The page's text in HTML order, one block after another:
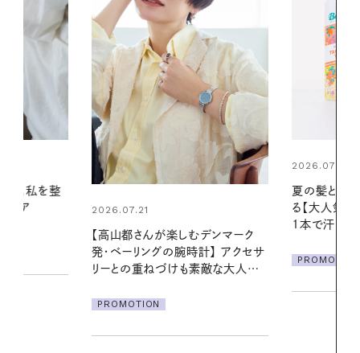
2026.07.24
る【大人気のドライシャンプー】 この
PROMOTION
2026.06.01
真夏に向け
やりジェルと
地よくうるお
PROMOTION